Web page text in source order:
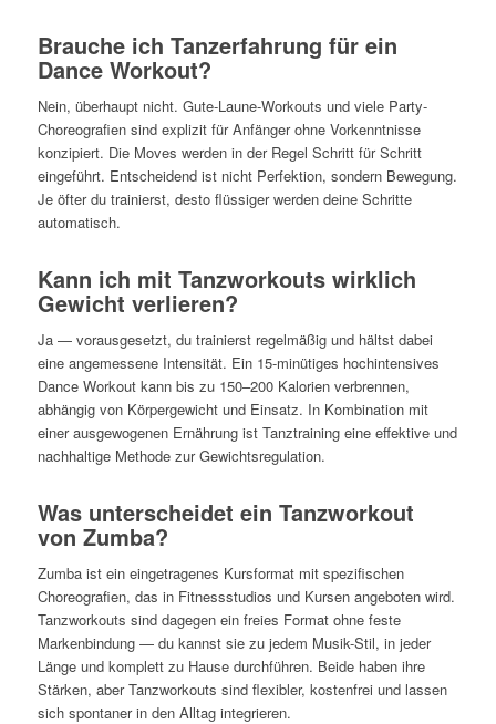
Brauche ich Tanzerfahrung für ein
Dance Workout?
Nein, überhaupt nicht. Gute-Laune-Workouts und viele Party-
Choreografien sind explizit für Anfänger ohne Vorkenntnisse
konzipiert. Die Moves werden in der Regel Schritt für Schritt
eingeführt. Entscheidend ist nicht Perfektion, sondern Bewegung.
Je öfter du trainierst, desto flüssiger werden deine Schritte
automatisch.
Kann ich mit Tanzworkouts wirklich
Gewicht verlieren?
Ja — vorausgesetzt, du trainierst regelmäßig und hältst dabei
eine angemessene Intensität. Ein 15-minütiges hochintensives
Dance Workout kann bis zu 150–200 Kalorien verbrennen,
abhängig von Körpergewicht und Einsatz. In Kombination mit
einer ausgewogenen Ernährung ist Tanztraining eine effektive und
nachhaltige Methode zur Gewichtsregulation.
Was unterscheidet ein Tanzworkout
von Zumba?
Zumba ist ein eingetragenes Kursformat mit spezifischen
Choreografien, das in Fitnessstudios und Kursen angeboten wird.
Tanzworkouts sind dagegen ein freies Format ohne feste
Markenbindung — du kannst sie zu jedem Musik-Stil, in jeder
Länge und komplett zu Hause durchführen. Beide haben ihre
Stärken, aber Tanzworkouts sind flexibler, kostenfrei und lassen
sich spontaner in den Alltag integrieren.